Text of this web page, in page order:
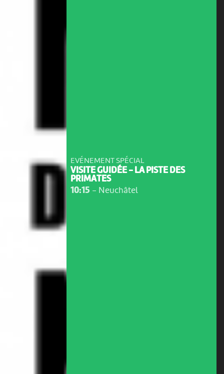
EVÉNEMENT SPÉCIAL
VISITE GUIDÉE - LA PISTE DES
PRIMATES
10:15 - Neuchâtel